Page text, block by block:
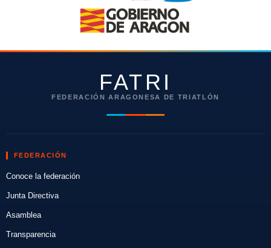
FATRI
FEDERACIÓN ARAGONESA DE TRIATLÓN
FEDERACIÓN
Conoce la federación
Junta Directiva
Asamblea
Transparencia